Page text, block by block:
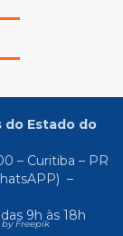
do Estado do
– Curitiba – PR
–
9h às 18h
Freepik